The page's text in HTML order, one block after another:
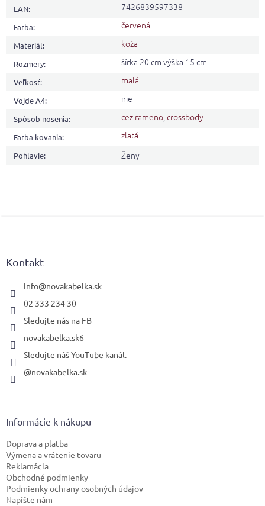
EAN: 7426839597338
Farba: červená
Materiál: koža
Rozmery: šírka 20 cm výška 15 cm
Veľkosť: malá
Vojde A4: nie
Spôsob nosenia: cez rameno,crossbody
Farba kovania: zlatá
Pohlavie: Ženy
Kontakt
info@novakabelka.sk
02 333 234 30
Sledujte nás na FB
novakabelka.sk6
Sledujte náš YouTube kanál.
@novakabelka.sk
Informácie k nákupu
Doprava a platba
Výmena a vrátenie tovaru
Reklamácia
Obchodné podmienky
Podmienky ochrany osobných údajov
Napíšte nám